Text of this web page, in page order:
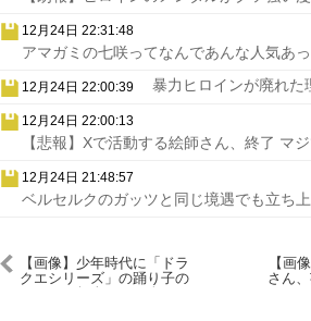
12月24日 22:31:48
アマガミの七咲ってなんであんな人気あっ
12月24日 22:00:39 暴力ヒロインが廃れた
12月24日 22:00:13
【悲報】Xで活動する絵師さん、終了 マジ
12月24日 21:48:57
ベルセルクのガッツと同じ境遇でも立ち上
【画像】少年時代に「ドラ
クエシリーズ」の踊り子の
【画
さん